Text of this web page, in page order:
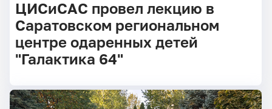
ЦИСиСАС провел лекцию в
Саратовском региональном
центре одаренных детей
"Галактика 64"